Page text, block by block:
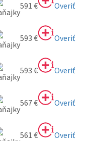
591 € Overiť
593 € Overiť
593 € Overiť
567 € Overiť
561 € Overiť